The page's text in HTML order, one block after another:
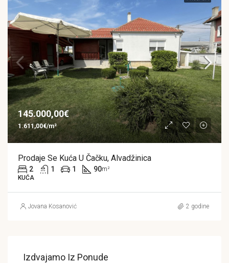
145.000,00€
1.611,00€/m²
Prodaje Se Kuća U Čačku, Alvadžinica
2 1 1 90m²
KUĆA
Jovana Kosanović 2 godine
Izdvajamo Iz Ponude